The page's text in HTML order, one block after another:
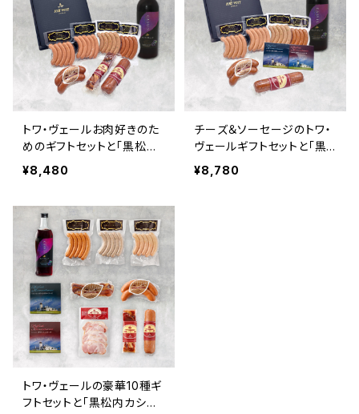
トワ・ヴェールお肉好きのた
めのギフトセットと「黒松内
カシスリキュール 500ml」1
¥8,480
チーズ＆ソーセージのトワ・
ヴェールギフトセットと「黒
松内カシスリキュール 500
ml」1本
¥8,780
トワ・ヴェールの豪華10種ギ
フトセットと「黒松内カシス